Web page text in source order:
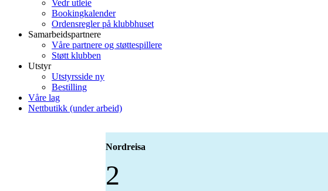
Vedr utleie
Bookingkalender
Ordensregler på klubbhuset
Samarbeidspartnere
Våre partnere og støttespillere
Støtt klubben
Utstyr
Utstyrsside ny
Bestilling
Våre lag
Nettbutikk (under arbeid)
Nordreisa
2